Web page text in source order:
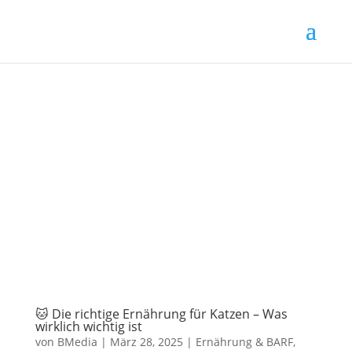
🐱 Die richtige Ernährung für Katzen – Was
wirklich wichtig ist
von BMedia | März 28, 2025 | Ernährung & BARF,